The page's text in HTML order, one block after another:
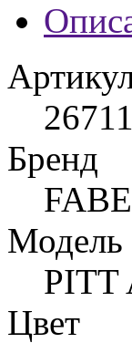
Бренд
Модель
PITT
Цвет